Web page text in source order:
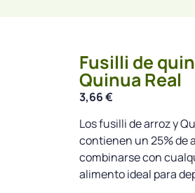
Fusilli de
Quinua Real
3,66€
Los fusilli de arroz y
contienen un 25% de
combinarse con
alimento ideal para